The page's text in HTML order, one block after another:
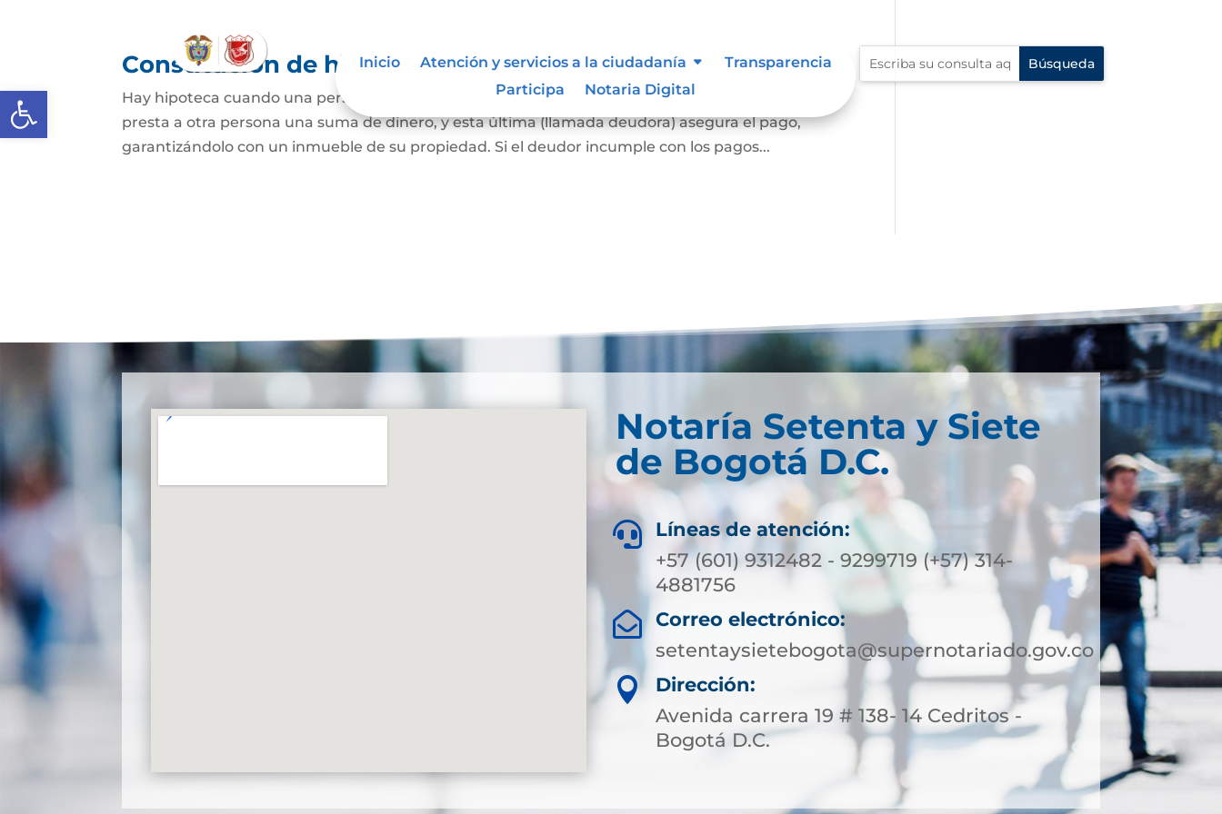
Abrir barra de herramientas
Inicio Atención y servicios a la ciudadanía
Transparencia
Participa
Notaria Digital
Constitución de hipoteca
Hay hipoteca cuando una persona, o un banco o una entidad financiera (llamada acreedora) le
presta a otra persona una suma de dinero, y esta última (llamada deudora) asegura el pago,
garantizándolo con un inmueble de su propiedad. Si el deudor incumple con los pagos...
Notaría Setenta y Siete
de Bogotá D.C.

Líneas de atención:
+57 (601) 9312482 - 9299719 (+57) 314-
4881756

Correo electrónico:
setentaysietebogota@supernotariado.gov.co

Dirección:
Avenida carrera 19 # 138- 14 Cedritos -
Bogotá D.C.